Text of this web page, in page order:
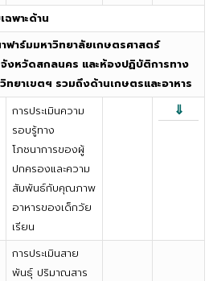
ฉพาะด้าน
ฟาร์มมหาวิทยาลัยเกษตรศาสตร์
งหวัดสกลนคร และห้องปฏิบัติการทาง
ยาเขตฯ รวมถึงด้านเกษตรและอาหาร
การประเมินความ
รอบรู้ทาง
โภชนาการของผู้
ปกครองและความ
สัมพันธ์กับคุณภาพ
อาหารของเด็กวัย
เรียน
⇓
การประเมินสาย
พันธุ์ ปริมาณสาร